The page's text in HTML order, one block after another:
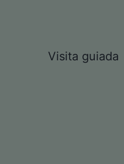
Visita guiada